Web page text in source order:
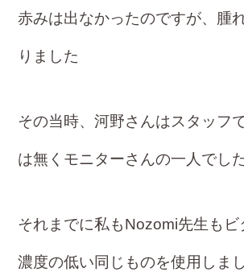
赤みは出なかったのですが、腫
りました
その当時、河野さんはスタッフ
は無く モニターさんの一人でし
それまでに私もNozomi先生もビ
濃度の低い同じものを使用 しまし